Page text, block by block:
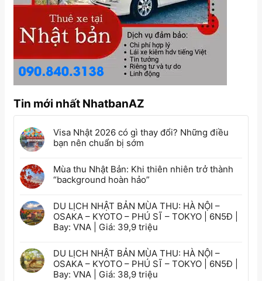
Tin mới nhất NhatbanAZ
Visa Nhật 2026 có gì thay đổi? Những điều
bạn nên chuẩn bị sớm
Mùa thu Nhật Bản: Khi thiên nhiên trở thành
“background hoàn hảo”
DU LỊCH NHẬT BẢN MÙA THU: HÀ NỘI –
OSAKA – KYOTO – PHÚ SĨ – TOKYO | 6N5Đ |
Bay: VNA | Giá: 39,9 triệu
DU LỊCH NHẬT BẢN MÙA THU: HÀ NỘI –
OSAKA – KYOTO – PHÚ SĨ – TOKYO | 6N5Đ |
Bay: VNA | Giá: 38,9 triệu